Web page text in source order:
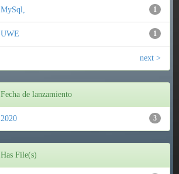
1
MySql,
1
UWE
next >
Fecha de lanzamiento
3
2020
Has File(s)